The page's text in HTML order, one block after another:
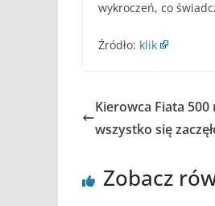
wykroczeń, co
Źródło: klik
Kierowca Fiata 500
wszystko się
Zobacz